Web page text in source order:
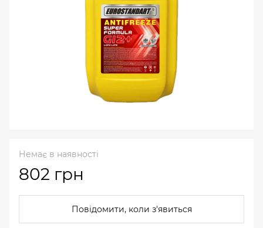
Немає в наявності
802 грн
Повідомити, коли з'явиться